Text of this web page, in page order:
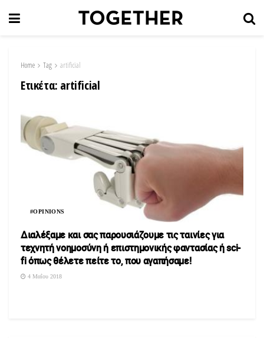
Home Tag artificial
Ετικέτα: artificial
#OPINIONS
Διαλέξαμε και σας παρουσιάζουμε τις ταινίες για
τεχνητή νοημοσύνη ή επιστημονικής φαντασίας ή sci-
fi όπως θέλετε πείτε το, που αγαπήσαμε!
4 Μαΐου 2018